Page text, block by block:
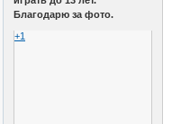
Благодарю за фото.
+1